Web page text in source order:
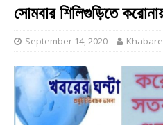
সোমবার শিলিগুড়িতে
September 14, 2020